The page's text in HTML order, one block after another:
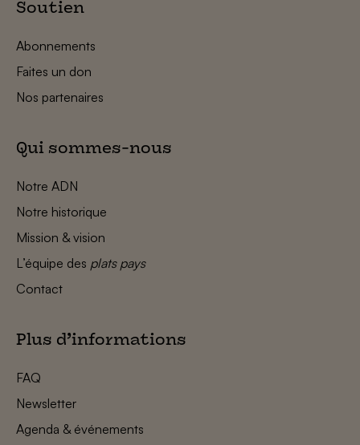
Soutien
Abonnements
Faites un don
Nos partenaires
Qui sommes-nous
Notre ADN
Notre historique
Mission & vision
L’équipe des plats pays
Contact
Plus d’informations
FAQ
Newsletter
Agenda & événements